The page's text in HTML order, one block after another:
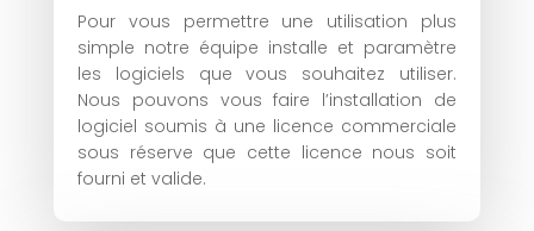
Pour vous permettre une utilisation plus
simple notre équipe installe et paramètre
les logiciels que vous souhaitez utiliser.
Nous pouvons vous faire l’installation de
logiciel soumis à une licence commerciale
sous réserve que cette licence nous soit
fourni et valide.